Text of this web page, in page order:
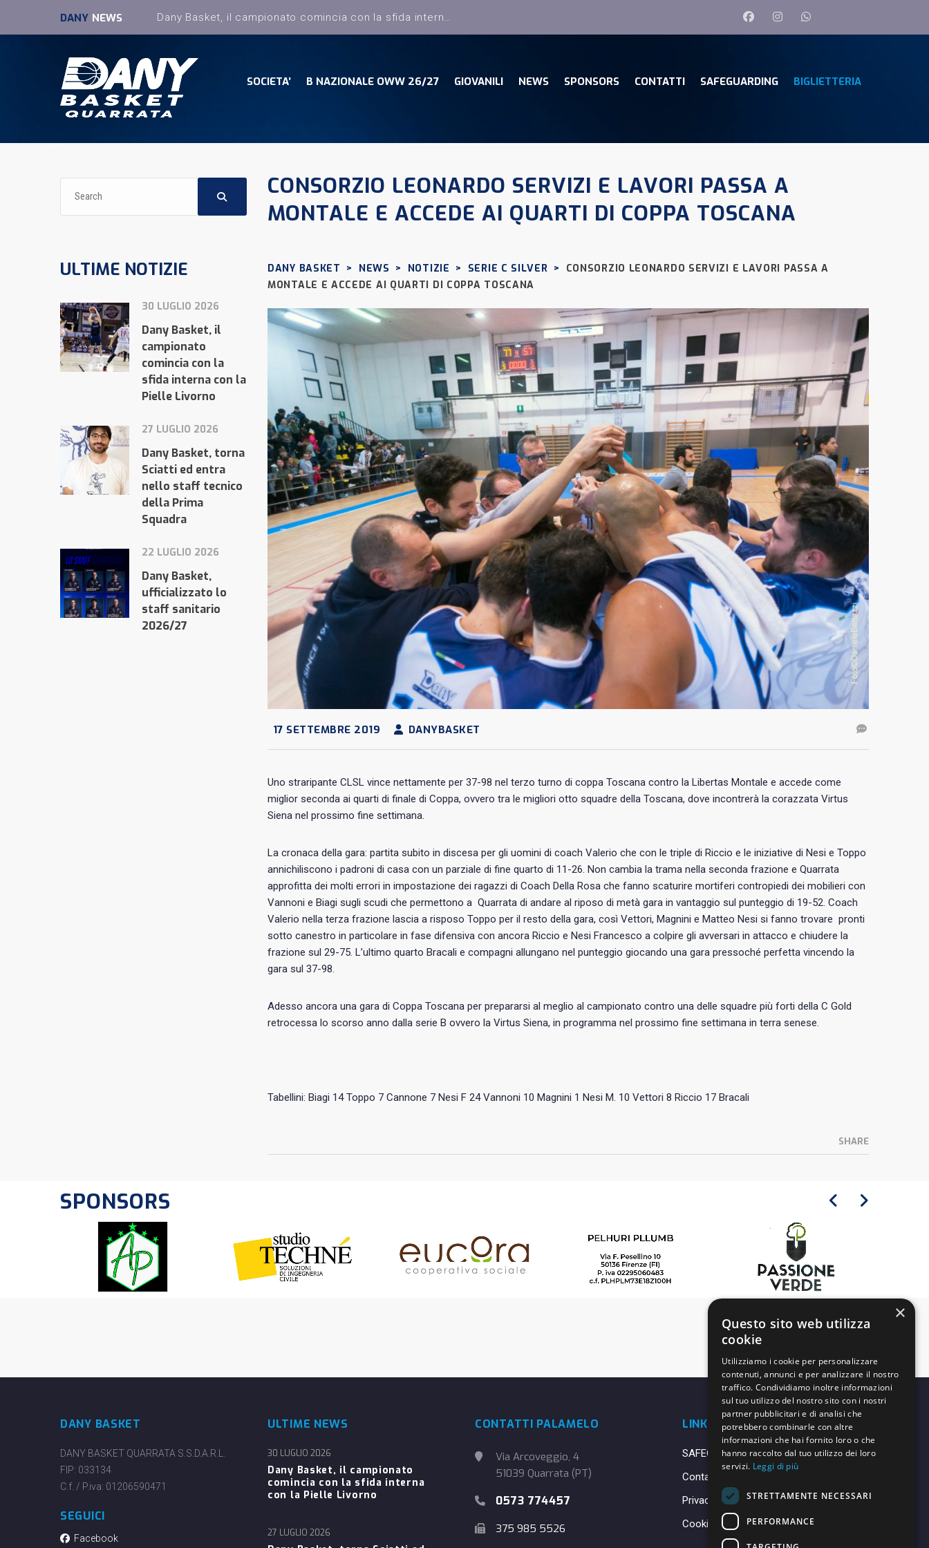
DANY NEWS
SOCIETA’ B NAZIONALE OWW 26/27 GIOVANILI NEWS SPONSORS CONTATTI SAFEGUARDING BIGLIETTERIA
CONSORZIO LEONARDO SERVIZI E LAVORI PASSA A
MONTALE E ACCEDE AI QUARTI DI COPPA TOSCANA
DANY BASKET > NEWS > NOTIZIE > SERIE C SILVER >
CONSORZIO LEONARDO SERVIZI E LAVORI PASSA A
MONTALE E ACCEDE AI QUARTI DI COPPA TOSCANA
17 SETTEMBRE 2019 DANYBASKET
Uno straripante CLSL vince nettamente per 37-98 nel terzo turno di coppa Toscana contro la Libertas Montale e accede come
miglior seconda ai quarti di finale di Coppa, ovvero tra le migliori otto squadre della Toscana, dove incontrerà la corazzata Virtus
Siena nel prossimo fine settimana.
La cronaca della gara: partita subito in discesa per gli uomini di coach Valerio che con le triple di Riccio e le iniziative di Nesi e Toppo
annichiliscono i padroni di casa con un parziale di fine quarto di 11-26. Non cambia la trama nella seconda frazione e Quarrata
approfitta dei molti errori in impostazione dei ragazzi di Coach Della Rosa che fanno scaturire mortiferi contropiedi dei mobilieri con
Vannoni e Biagi sugli scudi che permettono a Quarrata di andare al riposo di metà gara in vantaggio sul punteggio di 19-52. Coach
Valerio nella terza frazione lascia a risposo Toppo per il resto della gara, così Vettori, Magnini e Matteo Nesi si fanno trovare pronti
sotto canestro in particolare in fase difensiva con ancora Riccio e Nesi Francesco a colpire gli avversari in attacco e chiudere la
frazione sul 29-75. L’ultimo quarto Bracali e compagni allungano nel punteggio giocando una gara pressoché perfetta vincendo la
gara sul 37-98.
Adesso ancora una gara di Coppa Toscana per prepararsi al meglio al campionato contro una delle squadre più forti della C Gold
retrocessa lo scorso anno dalla serie B ovvero la Virtus Siena, in programma nel prossimo fine settimana in terra senese.
Tabellini: Biagi 14 Toppo 7 Cannone 7 Nesi F 24 Vannoni 10 Magnini 1 Nesi M. 10 Vettori 8 Riccio 17 Bracali
SHARE
ULTIME NOTIZIE
30 LUGLIO 2026
Dany Basket, il
campionato
comincia con la
sfida interna con la
Pielle Livorno
27 LUGLIO 2026
Dany Basket, torna
Sciatti ed entra
nello staff tecnico
della Prima
Squadra
22 LUGLIO 2026
Dany Basket,
ufficializzato lo
staff sanitario
2026/27
SPONSORS
DANY BASKET
DANY BASKET QUARRATA S.S.D.A.R.L.
FIP: 033134
C.f. / P.iva: 01206590471
SEGUICI
Facebook
ULTIME NEWS
Dany Basket, il campionato
comincia con la sfida interna
con la Pielle Livorno
30 LUGLIO 2026
27 LUGLIO 2026
CONTATTI PALAMELO
Via Arcoveggio, 4
51039 Quarrata (PT)
0573 774457
375 985 5526
LINK UTILI
SAFEGUARDING
Contatti
Privacy Policy
Cookie Policy
×
Questo sito web utilizza
cookie
Utilizziamo i cookie per personalizzare
contenuti, annunci e per analizzare il nostro
traffico. Condividiamo inoltre informazioni
sul tuo utilizzo del nostro sito con i nostri
partner pubblicitari e di analisi che
potrebbero combinarle con altre
informazioni che hai fornito loro o che
hanno raccolto dal tuo utilizzo dei loro
servizi. Leggi di più
STRETTAMENTE NECESSARI
PERFORMANCE